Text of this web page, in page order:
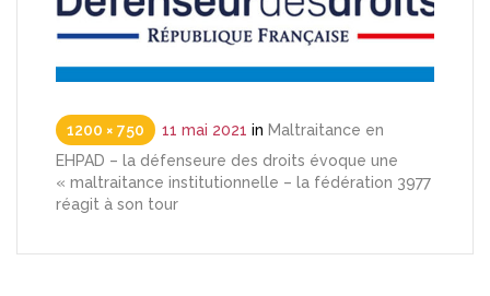
1200 × 750 11 mai 2021 in Maltraitance en
EHPAD – la défenseure des droits évoque une
« maltraitance institutionnelle – la fédération 3977
réagit à son tour